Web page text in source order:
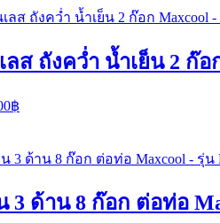
ส ถังคว่ำ น้ำเย็น 2 ก๊อ
.
฿
4,000.00฿.
3 ด้าน 8 ก๊อก ต่อท่อ